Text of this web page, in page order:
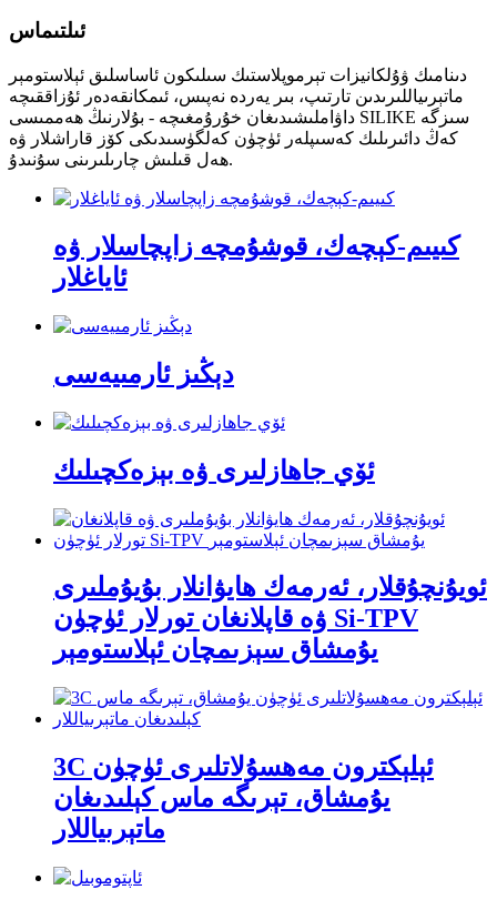
ئىلتىماس
دىنامىك ۋۇلكانيزات تېرموپلاستىك سىلىكون ئاساسلىق ئېلاستومېر
ماتېرىياللىرىدىن تارتىپ، بىر يەردە نەپىس، ئىمكانقەدەر ئۇزاققىچە
داۋاملىشىدىغان خۇرۇمغىچە - بۇلارنىڭ ھەممىسى SILIKE سىزگە
كەڭ دائىرىلىك كەسىپلەر ئۈچۈن كەلگۈسىدىكى كۆز قاراشلار ۋە
ھەل قىلىش چارىلىرىنى سۇنىدۇ.
كىيىم-كېچەك، قوشۇمچە زاپچاسلار ۋە
ئاياغلار
دېڭىز ئارمىيەسى
ئۆي جاھازلىرى ۋە بېزەكچىلىك
ئويۇنچۇقلار، ئەرمەك ھايۋانلار بۇيۇملىرى
ۋە قاپلانغان تورلار ئۈچۈن Si-TPV
يۇمشاق سېزىمچان ئېلاستومېر
3C ئېلېكترون مەھسۇلاتلىرى ئۈچۈن
يۇمشاق، تېرىگە ماس كېلىدىغان
ماتېرىياللار